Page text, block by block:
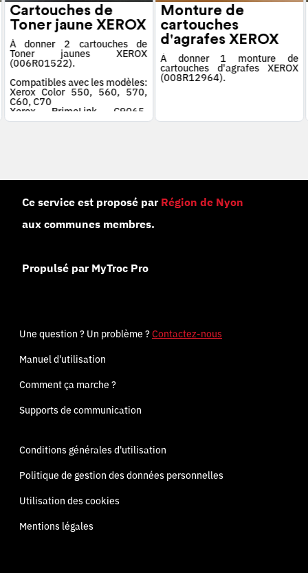
Cartouches de
Toner jaune XEROX
À donner 2 cartouches de
Toner jaunes XEROX
(006R01522).
Compatibles avec les modèles:
Xerox Color 550, 560, 570,
C60, C70
Xerox PrimeLink C9065,
C9070
Monture de
cartouches
d'agrafes XEROX
À donner 1 monture de
cartouches d'agrafes XEROX
(008R12964).
Ce service est proposé par Région de Nyon
aux communes membres.
Propulsé par MyTroc Pro
Une question ? Un problème ?Contactez-nous
Manuel d'utilisation
Comment ça marche ?
Supports de communication
Conditions générales d'utilisation
Politique de gestion des données personnelles
Utilisation des cookies
Mentions légales